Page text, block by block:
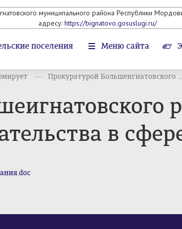
муниципального района Республики
адресу: https://bignatovo.gosuslugi.ru/
поселения Меню сайта
Прокуратурой Большеигнатовского ...
в